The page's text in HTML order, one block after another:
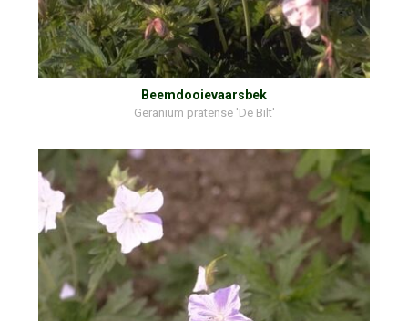
Beemdooievaarsbek
Geranium pratense 'De Bilt'